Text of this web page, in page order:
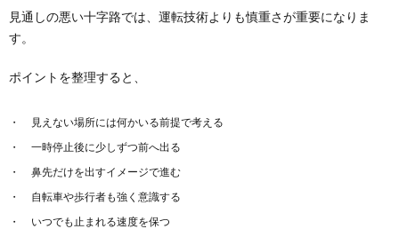
見通しの悪い十字路では、運転技術よりも慎重さが重要になりま
す。
ポイントを整理すると、
見えない場所には何かいる前提で考える
一時停止後に少しずつ前へ出る
鼻先だけを出すイメージで進む
自転車や歩行者も強く意識する
いつでも止まれる速度を保つ